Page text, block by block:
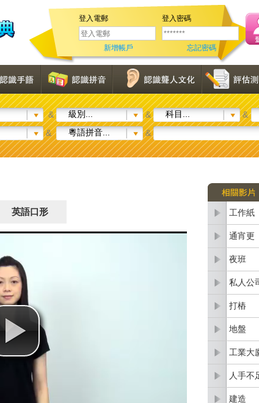
登入電郵 登入密碼
新增帳戶 忘記密碼
& 級別... & 科目... &
& 粵語拼音... &
英語口形 工作紙
通宵更
夜班
私人公
打樁
地盤
工業大
人手不
建造